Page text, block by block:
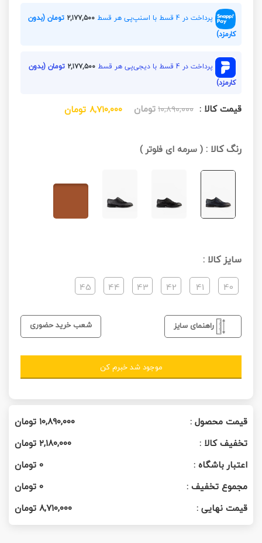
پرداخت در 4 قسط با اسنپ‌پی هر قسط ۲,۱۷۷,۵۰۰ تومان (بدون
کارمزد)
پرداخت در 4 قسط با دیجی‌پی هر قسط ۲,۱۷۷,۵۰۰ تومان (بدون
کارمزد)
قیمت کالا : ۱۰,۸۹۰,۰۰۰تومان ۸,۷۱۰,۰۰۰ تومان
رنگ کالا :(سرمه ای فلوتر )
سایز کالا :
40
41
42
43
44
45
راهنمای سایز شعب خرید حضوری
موجود شد خبرم کن
قیمت محصول : ۱۰,۸۹۰,۰۰۰ تومان
تخفیف کالا :
۲,۱۸۰,۰۰۰تومان
اعتبار باشگاه :
0تومان
مجموع تخفیف :
0تومان
قیمت نهایی :
۸,۷۱۰,۰۰۰تومان